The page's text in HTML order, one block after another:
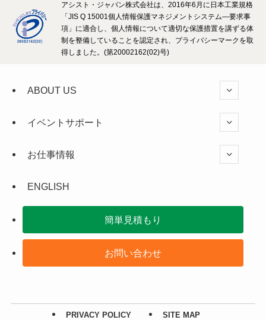
アシスト・ジャパン株式会社は、2016年6月に日本工業規格
「JIS Q 15001個人情報保護マネジメントシステム―要求事
項」に適合し、個人情報について適切な保護措置を講ずる体
制を整備していることを認定され、プライバシーマークを取
得しました。(第20002162(02)号)
ABOUT US
イベントサポート
お仕事情報
ENGLISH
簡単見積もり
お問い合わせ
PRIVACY POLICY SITE MAP